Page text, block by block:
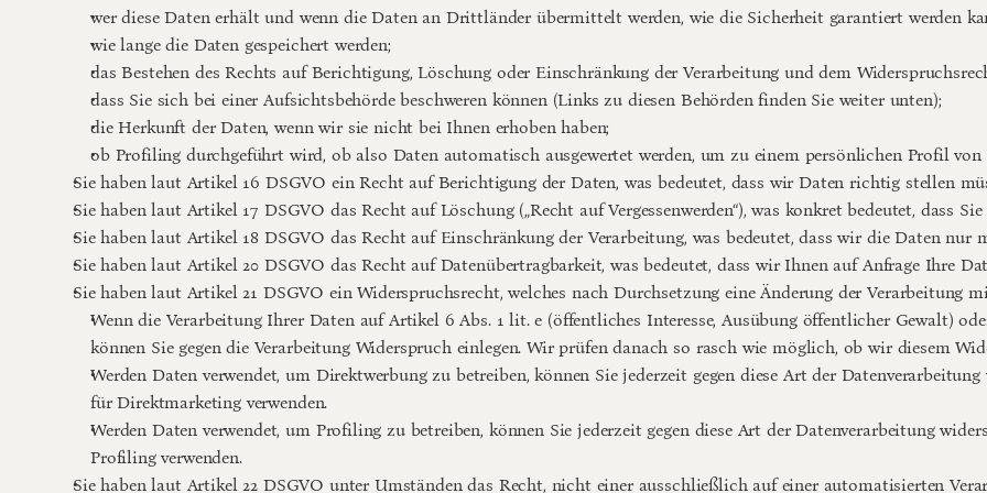
wer diese Daten erhält und wenn die Daten an Drittländer übermittelt werden, wie die Sicherheit garantiert werden
wie lange die Daten gespeichert werden;
das Bestehen des Rechts auf Berichtigung, Löschung oder Einschränkung der Verarbeitung und dem
dass Sie sich bei einer Aufsichtsbehörde beschweren können (Links zu diesen Behörden finden Sie weiter unten);
die Herkunft der Daten, wenn wir sie nicht bei Ihnen erhoben haben;
ob Profiling durchgeführt wird, ob also Daten automatisch ausgewertet werden, um zu einem persönlichen Profil von
Sie haben laut Artikel 16 DSGVO ein Recht auf Berichtigung der Daten, was bedeutet, dass wir Daten richtig stellen
Sie haben laut Artikel 17 DSGVO das Recht auf Löschung („Recht auf Vergessenwerden“), was konkret bedeutet, dass
Sie haben laut Artikel 18 DSGVO das Recht auf Einschränkung der Verarbeitung, was bedeutet, dass wir die Daten nur
Sie haben laut Artikel 20 DSGVO das Recht auf Datenübertragbarkeit, was bedeutet, dass wir Ihnen auf Anfrage Ihre
Sie haben laut Artikel 21 DSGVO ein Widerspruchsrecht, welches nach Durchsetzung eine Änderung der Verarbeitung
Wenn die Verarbeitung Ihrer Daten auf Artikel 6 Abs. 1 lit. e (öffentliches Interesse, Ausübung öffentlicher Gewalt)
können Sie gegen die Verarbeitung Widerspruch einlegen. Wir prüfen danach so rasch wie möglich, ob wir diesem
Werden Daten verwendet, um Direktwerbung zu betreiben, können Sie jederzeit gegen diese Art der
für Direktmarketing verwenden.
Werden Daten verwendet, um Profiling zu betreiben, können Sie jederzeit gegen diese Art der Datenverarbeitung
Profiling verwenden.
Sie haben laut Artikel 22 DSGVO unter Umständen das Recht, nicht einer ausschließlich auf einer automatisierten